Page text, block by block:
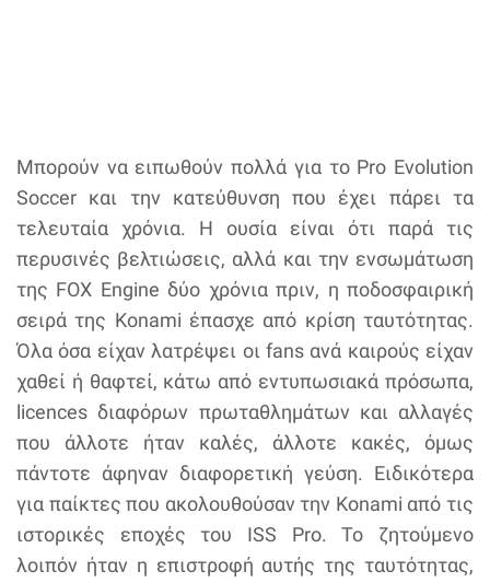
Μπορούν να ειπωθούν πολλά για το Pro Evolution
Soccer και την κατεύθυνση που έχει πάρει τα
τελευταία χρόνια. Η ουσία είναι ότι παρά τις
περυσινές βελτιώσεις, αλλά και την ενσωμάτωση
της FOX Engine δύο χρόνια πριν, η ποδοσφαιρική
σειρά της Κonami έπασχε από κρίση ταυτότητας.
Όλα όσα είχαν λατρέψει οι fans ανά καιρούς είχαν
χαθεί ή θαφτεί, κάτω από εντυπωσιακά πρόσωπα,
licences διαφόρων πρωταθλημάτων και αλλαγές
που άλλοτε ήταν καλές, άλλοτε κακές, όμως
πάντοτε άφηναν διαφορετική γεύση. Ειδικότερα
για παίκτες που ακολουθούσαν την Konami από τις
ιστορικές εποχές του ISS Pro. Το ζητούμενο
λοιπόν ήταν η επιστροφή αυτής της ταυτότητας,